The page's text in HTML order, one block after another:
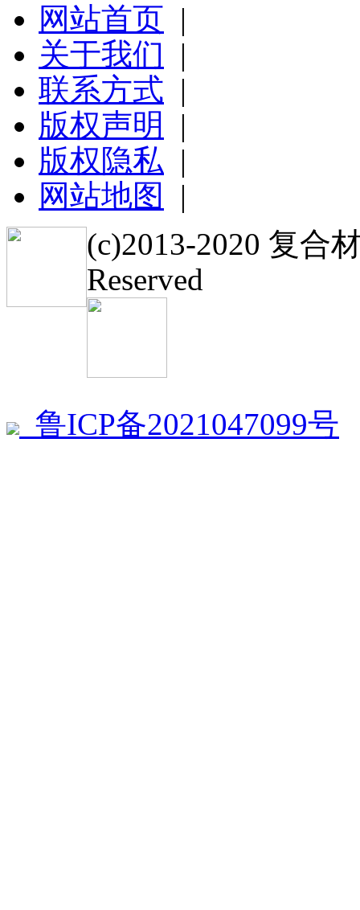
网站首页 |
关于我们 |
联系方式 |
版权声明
|
版权隐私 |
网站地图
|
(c)2013-2020 复合
Reserved
鲁ICP备2021047099号